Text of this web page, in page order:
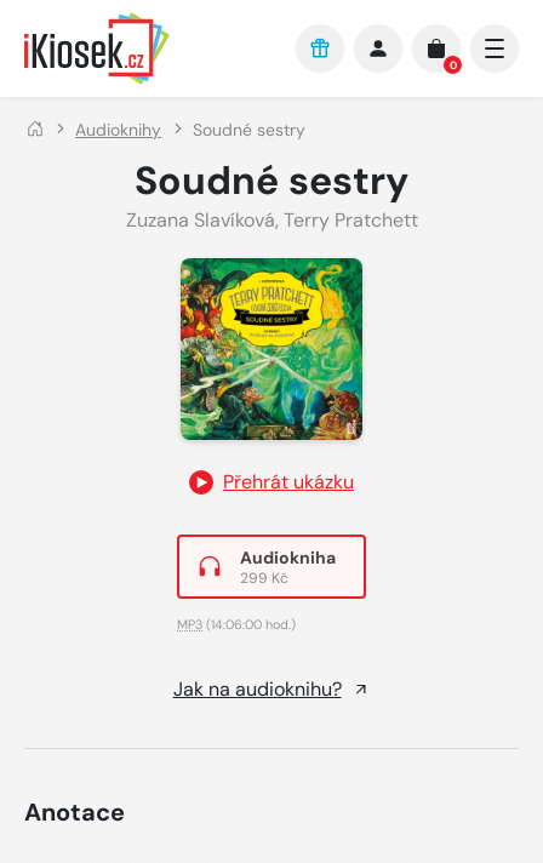
Přejít na hlavní obsah
0
Audioknihy Soudné sestry
Soudné sestry
Zuzana Slavíková, Terry Pratchett
Přehrát ukázku
Audiokniha
299 Kč
MP3 (14:06:00 hod.)
Jak na audioknihu?
Anotace